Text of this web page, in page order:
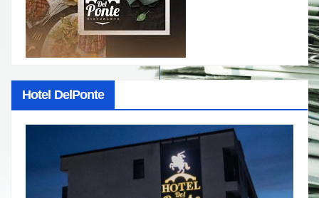
Hotel DelPonte